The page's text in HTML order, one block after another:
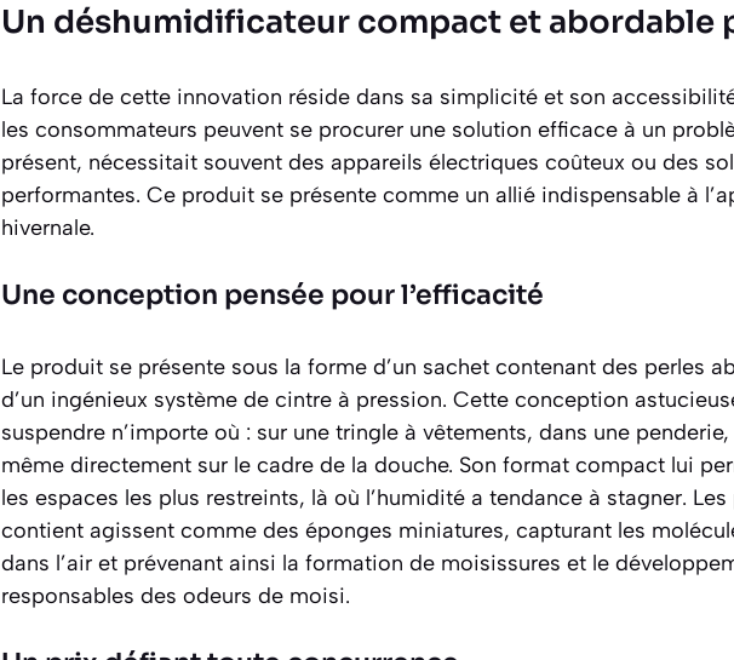
Un déshumidificateur compact et abordable
La force de cette innovation réside dans sa simplicité et son
les consommateurs peuvent se procurer une solution efficace à un
présent, nécessitait souvent des appareils électriques coûteux ou des
performantes. Ce produit se présente comme un allié indispensable à
hivernale.
Une conception pensée pour l’efficacité
Le produit se présente sous la forme d’un sachet contenant des perles
d’un ingénieux système de cintre à pression. Cette conception
suspendre n’importe où : sur une tringle à vêtements, dans une
même directement sur le cadre de la douche. Son format compact lui
les espaces les plus restreints, là où l’humidité a tendance à stagner.
contient agissent comme des éponges miniatures, capturant les
dans l’air et prévenant ainsi la formation de moisissures et le
responsables des odeurs de moisi.